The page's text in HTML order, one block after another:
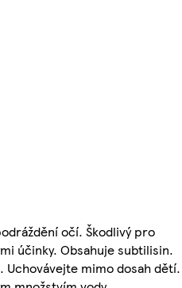
očí. Škodlivý pro
účinky. Obsahuje subtilisin.
Uchovávejte mimo dosah dětí.